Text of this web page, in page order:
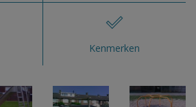
Kenmerken